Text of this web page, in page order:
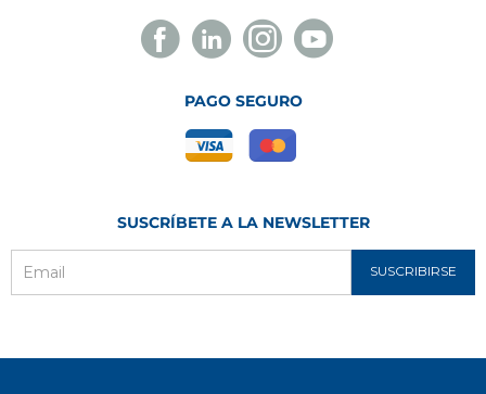
Facebook
Novelec
Linkedin
Novelec
Instagram
Novelec
Youtube
Novelec
PAGO SEGURO
SUSCRÍBETE A LA NEWSLETTER
SUSCRIBIRSE